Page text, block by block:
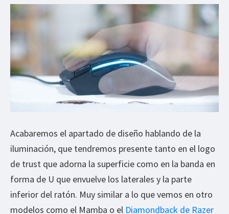
Acabaremos el apartado de diseño hablando de la
iluminación, que tendremos presente tanto en el logo
de trust que adorna la superficie como en la banda en
forma de U que envuelve los laterales y la parte
inferior del ratón. Muy similar a lo que vemos en otro
modelos como el Mamba o el Diamondback de Razer